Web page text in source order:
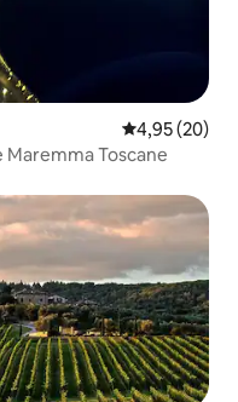
Évaluation
4,95 (20)
Toscane